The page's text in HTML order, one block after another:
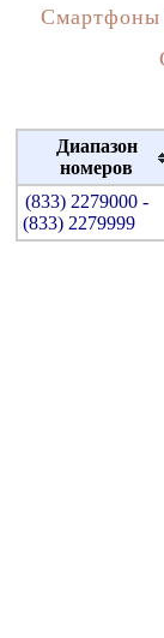
Смартфоны
Диапазон
номеров
(833) 2279000 -
(833) 2279999